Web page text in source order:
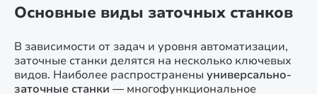
Основные виды заточных станков
В зависимости от задач и уровня автоматизации,
заточные станки делятся на несколько ключевых
видов. Наиболее распространены универсально-
заточные станки — многофункциональное